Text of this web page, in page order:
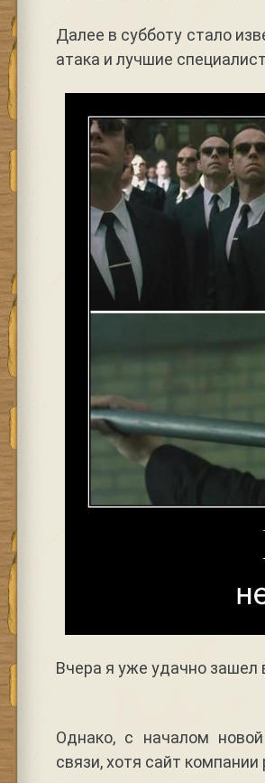
Далее в субботу стало
атака и лучшие
Вчера я уже удачно зашел
Однако, с началом
связи, хотя сайт компании